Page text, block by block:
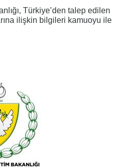
Türkiye’den talep edilen
ilişkin bilgileri kamuoyu ile